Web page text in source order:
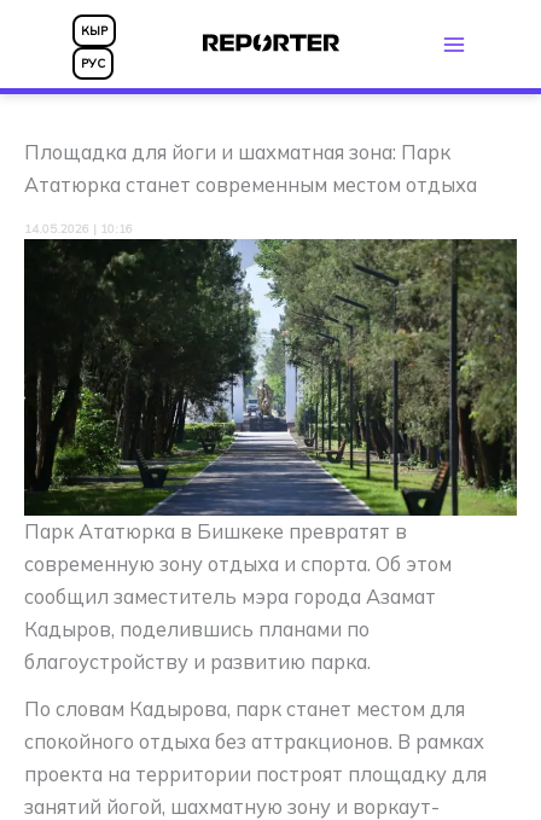
Перейти
содержимому
КЫР
РУС
Площадка для йоги и шахматная зона: Парк
Ататюрка станет современным местом отдыха
14.05.2026 | 10:16
Парк Ататюрка в Бишкеке превратят в
современную зону отдыха и спорта. Об этом
сообщил заместитель мэра города Азамат
Кадыров, поделившись планами по
благоустройству и развитию парка.
По словам Кадырова, парк станет местом для
спокойного отдыха без аттракционов. В рамках
проекта на территории построят площадку для
занятий йогой, шахматную зону и воркаут-